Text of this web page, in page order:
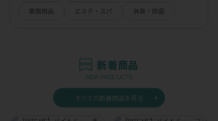
業務用品
エステ・スパ 消臭・除菌
新着商品
NEW PRODUCTS
すべての新着商品を見る